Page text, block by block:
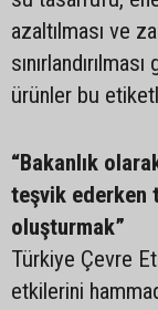
azaltılması ve
ürünler bu
“Bakanlık
teşvik ederken
oluşturmak”
Türkiye Çevre
etkilerini